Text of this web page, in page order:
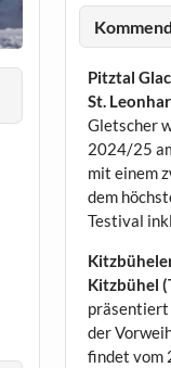
Pitztal
St.
Gletscher
2024/25
mit einem
dem
Testival
Kitzbühel
präsentiert
der
findet vom